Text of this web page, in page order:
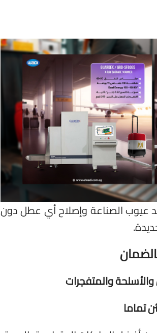
عيوب الصناعة وإصلاح أي عطل دون
والمتفجرات
تماما